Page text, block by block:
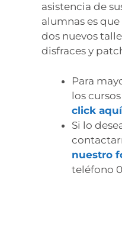
asistencia de
alumnas es
dos nuevos
disfraces y
Para
los
click
Si lo
nuestro
teléfono